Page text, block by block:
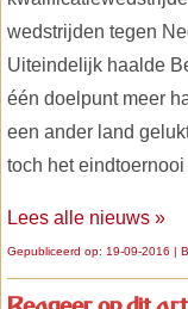
wedstrijden tegen
Uiteindelijk haalde
één doelpunt meer
een ander land
toch het
Lees alle nieuws »
Gepubliceerd op: 19-09-2016 |